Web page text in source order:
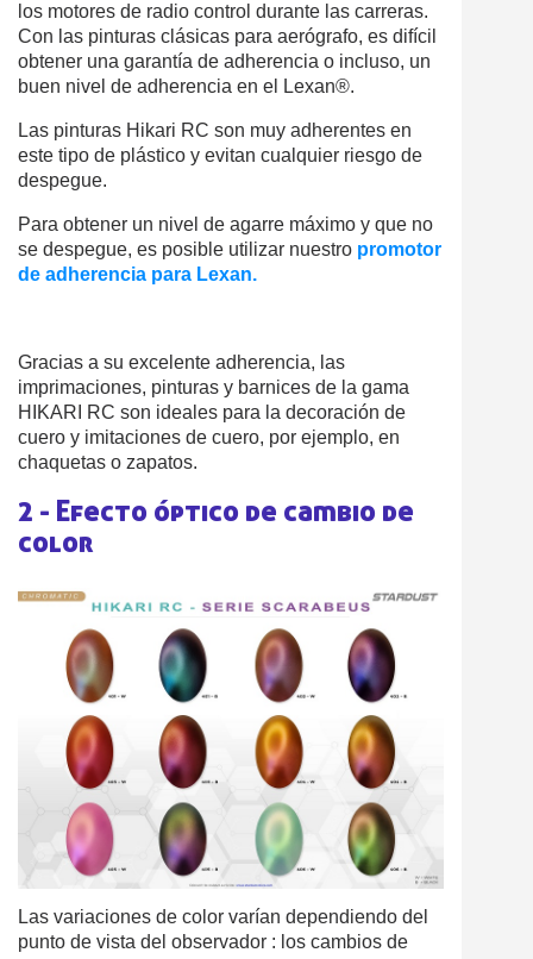
los motores de radio control durante las carreras.
Con las pinturas clásicas para aerógrafo, es difícil
obtener una garantía de adherencia o incluso, un
buen nivel de adherencia en el Lexan®.
Las pinturas Hikari RC son muy adherentes en
este tipo de plástico y evitan cualquier riesgo de
despegue.
Para obtener un nivel de agarre máximo y que no
se despegue, es posible utilizar nuestro promotor
de adherencia para Lexan.
Gracias a su excelente adherencia, las
imprimaciones, pinturas y barnices de la gama
HIKARI RC son ideales para la decoración de
cuero y imitaciones de cuero, por ejemplo, en
chaquetas o zapatos.
2 - Efecto óptico de cambio de
color
Las variaciones de color varían dependiendo del
punto de vista del observador : los cambios de